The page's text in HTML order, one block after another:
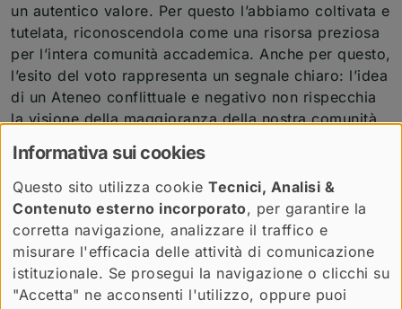
un autentico valore. Per questo l’abbiamo coltivata e
tutelata, riconoscendola come una risorsa preziosa
per l’intera comunità accademica. Anche per questo,
l’esito del voto rappresenta un segnale chiaro: l’idea
di un Ateneo conflittuale e negativo non rispecchia
la visione della maggioranza della nostra comunità.
Alla nuova Rettrice, prima donna in oltre 600 anni di
storia, e al nuovo Prorettore vanno le nostre più
sincere congratulazioni e l’augurio di un proficuo
lavoro al servizio dell’Università”.
ne abbiamo parlato anche qui
Informativa sui cookies
Questo sito utilizza cookie Tecnici, Analisi &
Contenuto esterno incorporato, per garantire la
corretta navigazione, analizzare il traffico e
misurare l'efficacia delle attività di comunicazione
istituzionale. Se prosegui la navigazione o clicchi su
"Accetta" ne acconsenti l'utilizzo, oppure puoi